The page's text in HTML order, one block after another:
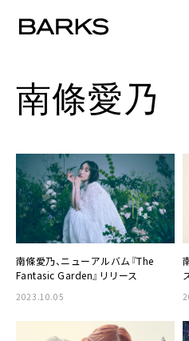
南條愛乃
南條愛乃、ニューアルバム『The
Fantasic Garden』リリース
2023.10.05